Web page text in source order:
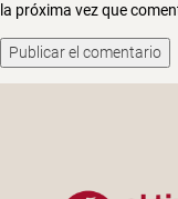
la próxima vez que